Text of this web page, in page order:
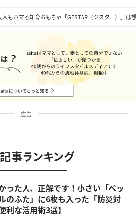
人もハマる知育おもちゃ「GESTAR（ジスター）」は
広告
事ランキング
った人、正解です！小さい「ペッ
のふた」に6枚も入った「防災対
利な活用術3選】